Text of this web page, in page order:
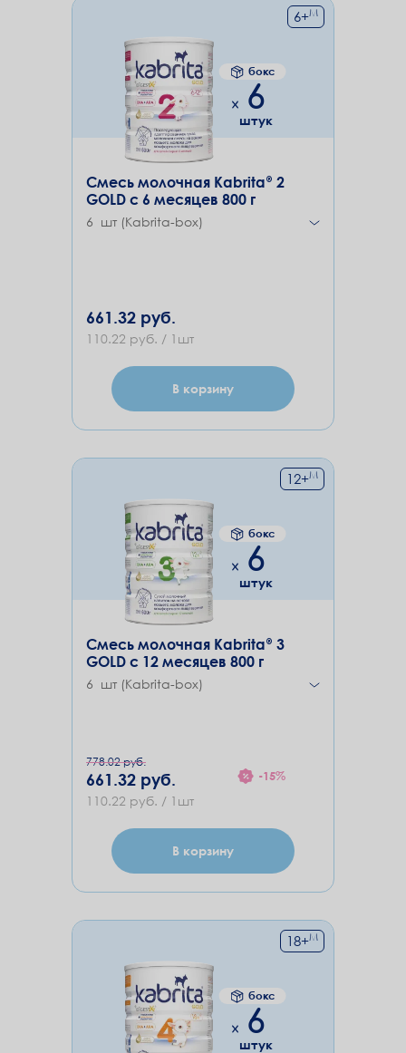
6+М
6
штук
бокс
Смесь молочная Kabrita® 2
GOLD с 6 месяцев 800 г
6 шт (Kabrita-box)
661.32 руб.
110.22 руб. / 1шт
В корзину
12+М
6
штук
бокс
Смесь молочная Kabrita® 3
GOLD с 12 месяцев 800 г
6 шт (Kabrita-box)
778.02 руб.
661.32 руб.
110.22 руб. / 1шт
-15%
В корзину
18+М
6
штук
бокс